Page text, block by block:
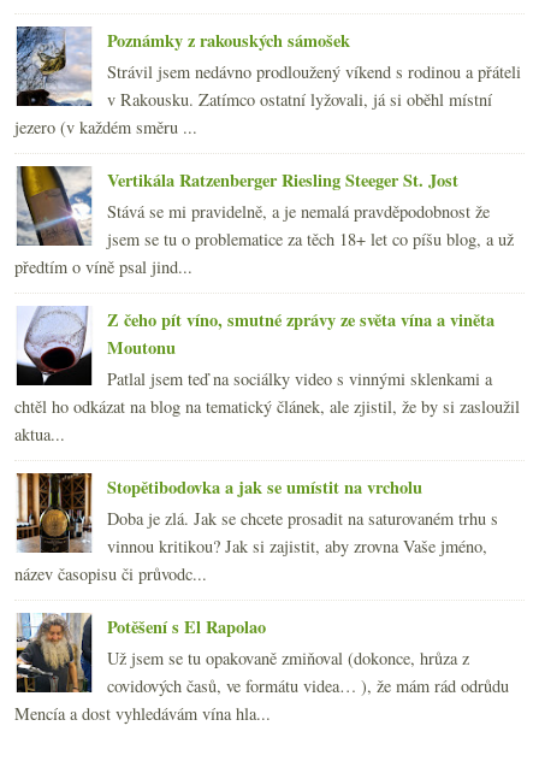
Poznámky z rakouských sámošek
Strávil jsem nedávno prodloužený víkend s rodinou a přáteli
v Rakousku. Zatímco ostatní lyžovali, já si oběhl místní
jezero (v každém směru ...
Vertikála Ratzenberger Riesling Steeger St. Jost
Stává se mi pravidelně, a je nemalá pravděpodobnost že
jsem se tu o problematice za těch 18+ let co píšu blog, a už
předtím o víně psal jind...
Z čeho pít víno, smutné zprávy ze světa vína a viněta
Moutonu
Patlal jsem teď na sociálky video s vinnými sklenkami a
chtěl ho odkázat na blog na tematický článek, ale zjistil, že by si zasloužil
aktua...
Stopětibodovka a jak se umístit na vrcholu
Doba je zlá. Jak se chcete prosadit na saturovaném trhu s
vinnou kritikou? Jak si zajistit, aby zrovna Vaše jméno,
název časopisu či průvodc...
Potěšení s El Rapolao
Už jsem se tu opakovaně zmiňoval (dokonce, hrůza z
covidových časů, ve formátu videa… ), že mám rád odrůdu
Mencía a dost vyhledávám vína hla...